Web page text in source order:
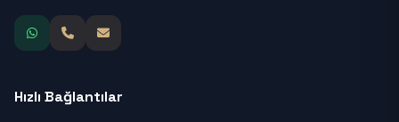
Hızlı Bağlantılar